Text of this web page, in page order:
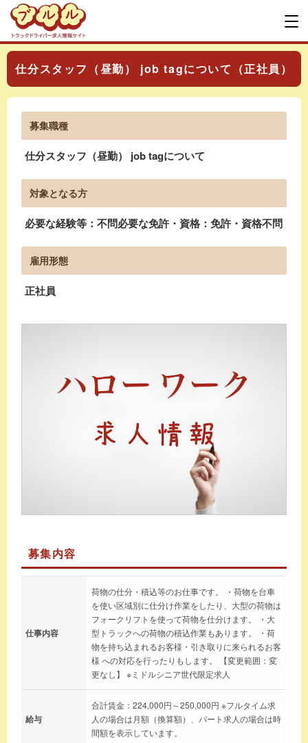
仕分スタッフ（昼勤） job tagについて（正社員）
募集職種
仕分スタッフ（昼勤） job tagについて
対象となる方
必要な経験等：不問必要な免許・資格：免許・資格不問
雇用形態
正社員
募集内容
仕事内容
荷物の仕分・積込等のお仕事です。 ・荷物を台車
を使い区域別に仕分け作業をしたり、大型の荷物は
フォークリフトを使って荷物を仕分けます。 ・大
型トラックへの荷物の積込作業もあります。 ・荷
物を持ち込まれるお客様・引き取りに来られるお客
様 への対応を行ったりもします。 【変更範囲：変
更なし】 ※ミドルシニア世代限定求人
給与
合計賃金：224,000円～250,000円 ※フルタイム求
人の場合は月額（換算額）、パート求人の場合は時
間額を表示しています。